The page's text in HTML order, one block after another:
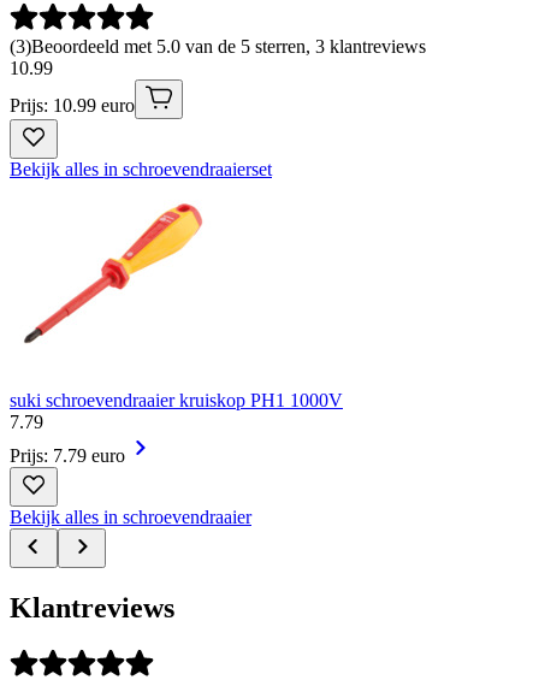
(3)Beoordeeld met 5.0 van de 5 sterren, 3 klantreviews
10.99
Prijs: 10.99 euro
Bekijk alles in schroevendraaierset
suki schroevendraaier kruiskop PH1 1000V
7.79
Prijs: 7.79 euro
Bekijk alles in schroevendraaier
Klantreviews